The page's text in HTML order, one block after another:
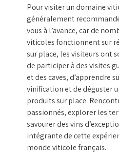
Pour visiter un domaine
généralement
vous à l’avance, car de
viticoles fonctionnent sur
sur place, les visiteurs ont
de participer à des visites
et des caves, d’apprendre
vinification et de déguster
produits sur place.
passionnés, explorer les
savourer des vins
intégrante de cette
monde viticole français.